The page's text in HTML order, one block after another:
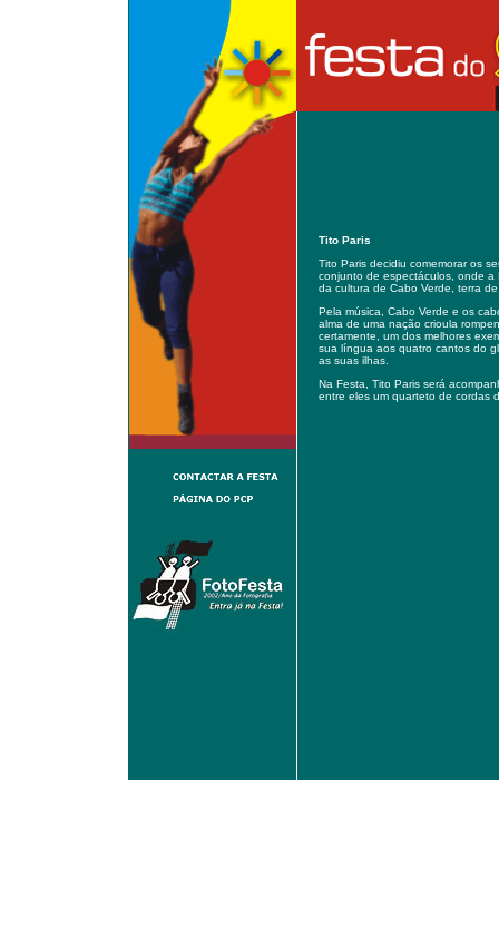
Tito Paris
Tito Paris decidiu comemorar os
conjunto de espectáculos, onde a
da cultura de Cabo Verde, terra
Pela música, Cabo Verde e os
alma de uma nação crioula
certamente, um dos melhores
sua língua aos quatro cantos do
as suas ilhas.
Na Festa, Tito Paris será
entre eles um quarteto de cordas